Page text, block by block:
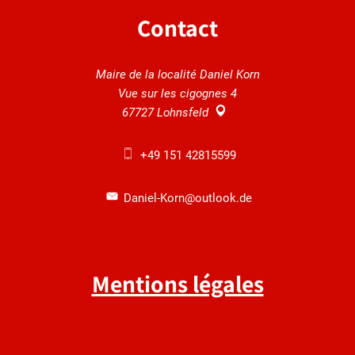
Contact
Maire de la localité Daniel Korn
Vue sur les cigognes 4
67727 Lohnsfeld
+49 151 42815599
Daniel-Korn@outlook.de
Mentions légales